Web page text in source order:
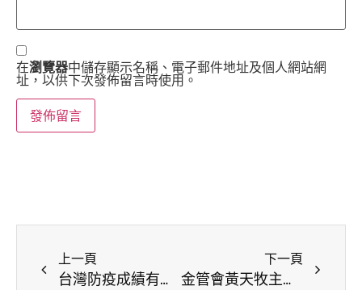
在瀏覽器中儲存顯示名稱、電子郵件地址及個人網站網
址，以供下次發佈留言時使用。
上一頁
台灣防疫成績有目共睹 中南美友邦與台共組防疫聯盟
下一頁
金管會黃天牧主委暢談「永續金融發展與實踐」 CCS與中信金控響應推廣永續金融